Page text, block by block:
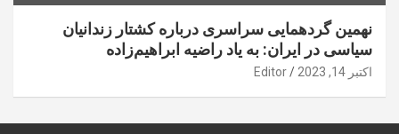
نهمین گردهمایی سراسری درباره کشتار زندانیان
سیاسی در ایران: به یاد راضیه ابراهیم‌زاده
اکتبر 14, 2023 Editor